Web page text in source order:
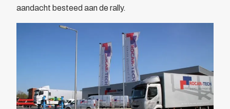
Actueel
Contact
aandacht besteed aan de rally.